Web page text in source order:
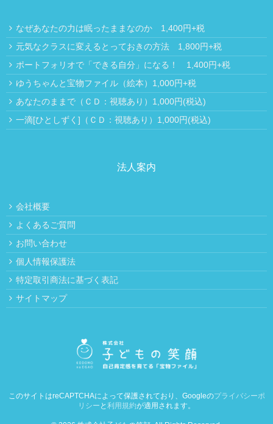
なぜあなたの力は眠ったままなのか 1,400円+税
元気なクラスに変えるとっておきの方法 1,800円+税
ポートフォリオで「できる自分」になる！ 1,400円+税
ゆうちゃんと宝物ファイル（絵本）1,000円+税
あなたのままで（ＣＤ：視聴あり）1,000円(税込)
一滴[ひとしずく]（ＣＤ：視聴あり）1,000円(税込)
法人案内
会社概要
よくあるご質問
お問い合わせ
個人情報保護法
特定取引商法に基づく表記
サイトマップ
このサイトはreCAPTCHAによって保護されており、Googleのプライバシーポ
リシー と 利用規約が適用されます。